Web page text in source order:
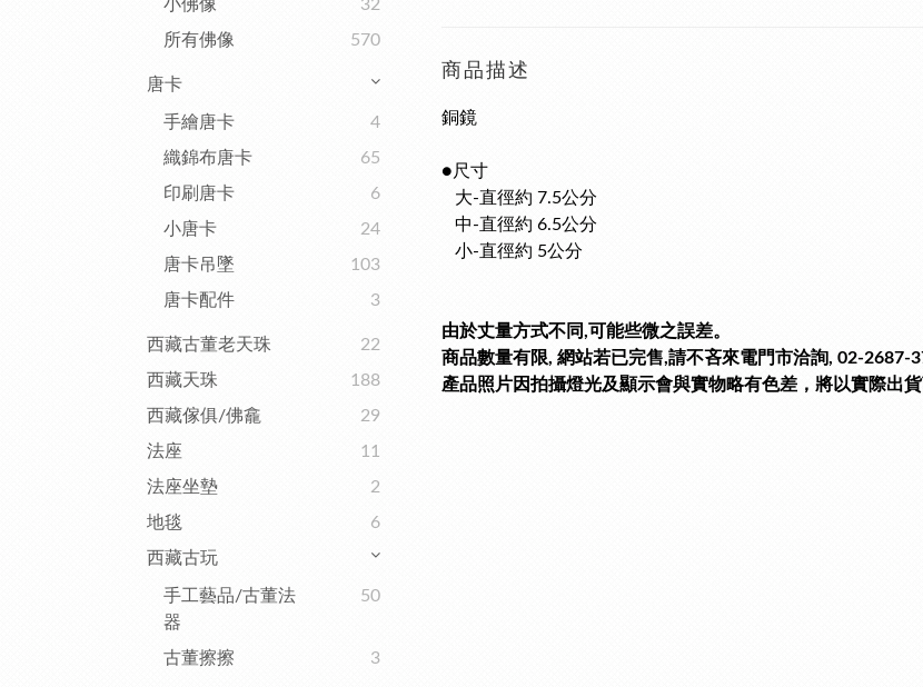
小佛像
32
所有佛像
570
唐卡
手繪唐卡
4
織錦布唐卡
65
印刷唐卡
6
小唐卡
24
唐卡吊墜
103
唐卡配件
3
西藏古董老天珠
22
西藏天珠
188
西藏傢俱/佛龕
29
法座
11
法座坐墊
2
地毯
6
西藏古玩
手工藝品/古董法
器
50
古董擦擦 3
商品描述
銅鏡
●尺寸
大-直徑約 7.5公分
中-直徑約 6.5公分
小-直徑約 5公分
由於丈量方式不同,可能些微之誤差。
商品數量有限, 網站若已完售,請不吝來電門市洽詢, 02-2687-
產品照片因拍攝燈光及顯示會與實物略有色差，將以實際出貨